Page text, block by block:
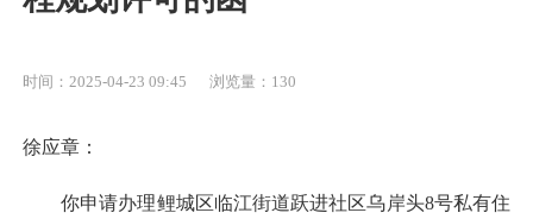
时间：2025-04-23 09:45 浏览量： 130
徐应章：
你申请办理鲤城区临江街道跃进社区乌岸头8号私有住